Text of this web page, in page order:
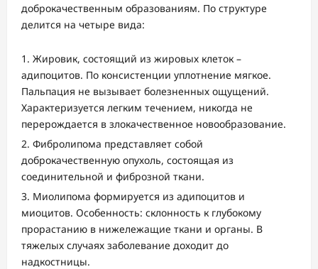
доброкачественным образованиям. По структуре
делится на четыре вида:
Жировик, состоящий из жировых клеток –
адипоцитов. По консистенции уплотнение мягкое.
Пальпация не вызывает болезненных ощущений.
Характеризуется легким течением, никогда не
перерождается в злокачественное новообразование.
Фибролипома представляет собой
доброкачественную опухоль, состоящая из
соединительной и фиброзной ткани.
Миолипома формируется из адипоцитов и
миоцитов. Особенность: склонность к глубокому
прорастанию в нижележащие ткани и органы. В
тяжелых случаях заболевание доходит до
надкостницы.